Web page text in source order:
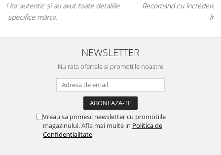
Au venit în ambalajul lor autentic și au avut toate detaliile
NEWSLETTER
Nu rata ofertele si promotiile noastre
Vreau sa primesc newsletter cu promotiile
magazinului. Afla mai multe in Politica de
Confidentialitate